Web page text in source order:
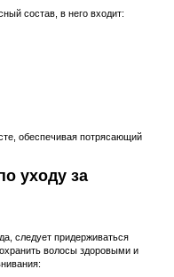
состав, в него входит:
обеспечивая потрясающий
уходу за
следует придерживаться
волосы здоровыми и